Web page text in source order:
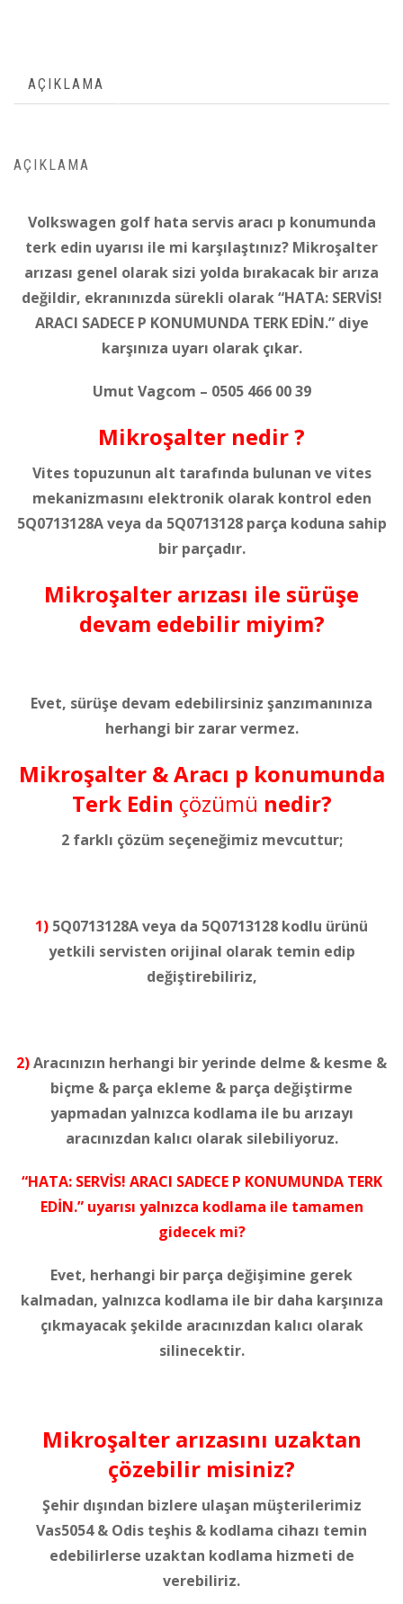
AÇIKLAMA
AÇIKLAMA
Volkswagen golf hata servis aracı p konumunda
terk edin uyarısı ile mi karşılaştınız? Mikroşalter
arızası genel olarak sizi yolda bırakacak bir arıza
değildir, ekranınızda sürekli olarak “HATA: SERVİS!
ARACI SADECE P KONUMUNDA TERK EDİN.” diye
karşınıza uyarı olarak çıkar.
Umut Vagcom – 0505 466 00 39
Mikroşalter nedir ?
Vites topuzunun alt tarafında bulunan ve vites
mekanizmasını elektronik olarak kontrol eden
5Q0713128A veya da 5Q0713128 parça koduna sahip
bir parçadır.
Mikroşalter arızası ile sürüşe
devam edebilir miyim?
Evet, sürüşe devam edebilirsiniz şanzımanınıza
herhangi bir zarar vermez.
Mikroşalter & Aracı p konumunda
Terk Edin çözümü nedir?
2 farklı çözüm seçeneğimiz mevcuttur;
1) 5Q0713128A veya da 5Q0713128 kodlu ürünü
yetkili servisten orijinal olarak temin edip
değiştirebiliriz,
2)Aracınızın herhangi bir yerinde delme & kesme &
biçme & parça ekleme & parça değiştirme
yapmadan yalnızca kodlama ile bu arızayı
aracınızdan kalıcı olarak silebiliyoruz.
“HATA: SERVİS! ARACI SADECE P KONUMUNDA TERK
EDİN.” uyarısı yalnızca kodlama ile tamamen
gidecek mi?
Evet, herhangi bir parça değişimine gerek
kalmadan, yalnızca kodlama ile bir daha karşınıza
çıkmayacak şekilde aracınızdan kalıcı olarak
silinecektir.
Mikroşalter arızasını uzaktan
çözebilir misiniz?
Şehir dışından bizlere ulaşan müşterilerimiz
Vas5054 & Odis teşhis & kodlama cihazı temin
edebilirlerse uzaktan kodlama hizmeti de
verebiliriz.